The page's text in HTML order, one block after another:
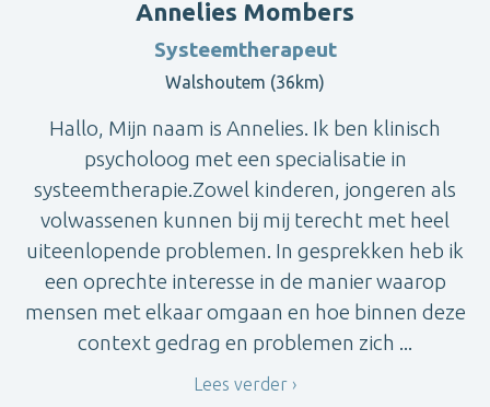
Annelies Mombers
Systeemtherapeut
Walshoutem (36km)
Hallo, Mijn naam is Annelies. Ik ben klinisch
psycholoog met een specialisatie in
systeemtherapie.Zowel kinderen, jongeren als
volwassenen kunnen bij mij terecht met heel
uiteenlopende problemen. In gesprekken heb ik
een oprechte interesse in de manier waarop
mensen met elkaar omgaan en hoe binnen deze
context gedrag en problemen zich ...
Lees verder